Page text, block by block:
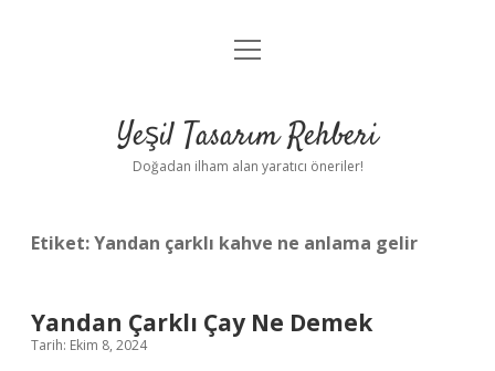
Anasayfa
Yasal Uyarı
menüyü
Yeşil Tasarım Rehberi
Doğadan ilham alan yaratıcı öneriler!
Etiket:Yandan çarklı kahve ne anlama gelir
Yandan Çarklı Çay Ne Demek
Tarih: Ekim 8, 2024